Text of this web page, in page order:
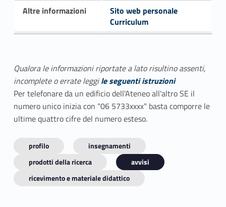
Altre informazioni
Sito web personale
Curriculum
Qualora le informazioni riportate a lato risultino assenti,
incomplete o errate leggile seguenti istruzioni
Per telefonare da un edificio dell'Ateneo all'altro SE il
numero unico inizia con "06 5733xxxx" basta comporre le
ultime quattro cifre del numero esteso.
profilo
insegnamenti
prodotti della ricerca
avvisi
ricevimento e materiale didattico